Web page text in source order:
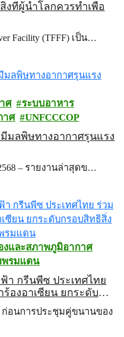
งที่ผู้นำโลกควรทำเพื่อ
Facility (TFFF) เป็น…
ศ
ระบบอาหาร
าศ
UNFCCCOP
มลพิษทางอากาศรุนแรง
– รายงานล่าสุดข…
งและสภาพภูมิอากาศ
รมแดน
กรีนพีซ ประเทศไทย
องอาเซียน ยกระดับ
ฤตมลพิษข้ามพรมแดน
ก่อนการประชุมคู่ขนานของ